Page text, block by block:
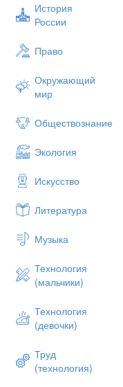
История
России
Право
Окружающий
мир
Обществознание
Экология
Искусство
Литература
Музыка
Технология
(мальчики)
Технология
(девочки)
Труд
(технология)